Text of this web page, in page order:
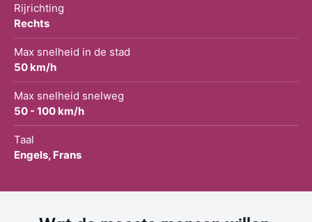
Rijrichting
Rechts
Max snelheid in de stad
50 km/h
Max snelheid snelweg
50 - 100 km/h
Taal
Engels, Frans